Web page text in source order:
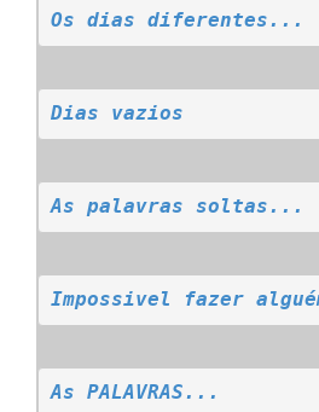
Os dias diferentes...
Dias vazios
As palavras soltas...
Impossivel fazer
As PALAVRAS...